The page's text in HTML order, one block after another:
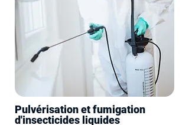
Pulvérisation et fumigation
d'insecticides liquides